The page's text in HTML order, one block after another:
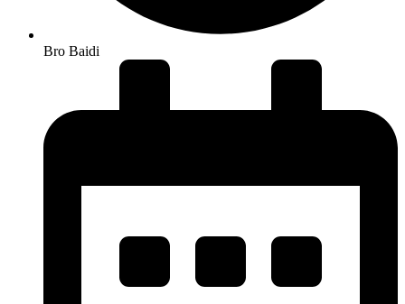
Bro Baidi